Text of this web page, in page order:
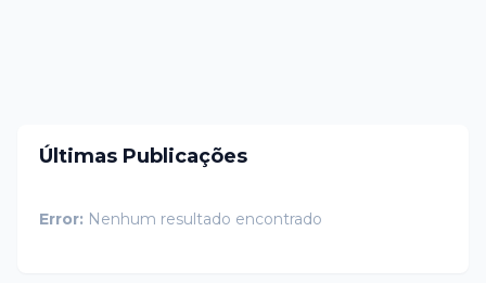
Últimas Publicações
Error: Nenhum resultado encontrado